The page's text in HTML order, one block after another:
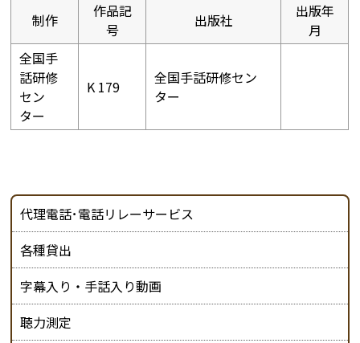
制作
作品記
号
出版社
出版年
月
全国手
話研修
セン
ター
K 179
全国手話研修セン
ター
代理電話･電話リレーサービス
各種貸出
字幕入り・手話入り動画
聴力測定